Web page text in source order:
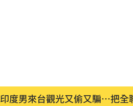
印度男來台觀光又偷又騙…把全